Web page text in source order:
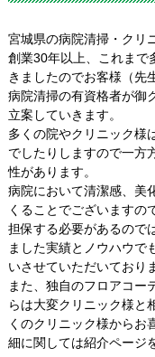
宮城県の病院清掃・クリ
創業30年以上、これまで
きましたのでお客様（先
病院清掃の有資格者が御
立案していきます。
多くの院やクリニック様
でしたりしますので一方
性があります。
病院において清潔感、美
くることでございますの
担保する必要があるので
ました実績とノウハウで
いさせていただいており
また、独自のフロアコー
らは大変クリニック様と
くのクリニック様からお
細に関しては紹介ページ